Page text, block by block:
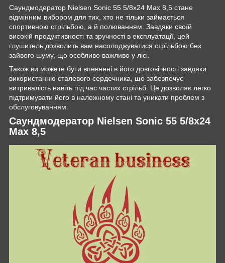
Саундмодератор Nielsen Sonic 55 5/8x24 Max 8,5 стане
відмінним вибором для тих, хто не тільки займається
спортивною стрільбою, а й полюванням. Завдяки своїй
високій продуктивності та зручності в експлуатації, цей
глушитель дозволить вам насолоджуватися стрільбою без
зайвого шуму, що особливо важливо у лісі.
Також ви можете бути впевнені в його довговічності завдяки
використанню сталевого сердечника, що забезпечує
витривалість навіть під час частих стрільб. Це дозволяє легко
підтримувати його в належному стані та уникати проблем з
обслуговуванням.
Саундмодератор Nielsen Sonic 55 5/8x24
Max 8,5